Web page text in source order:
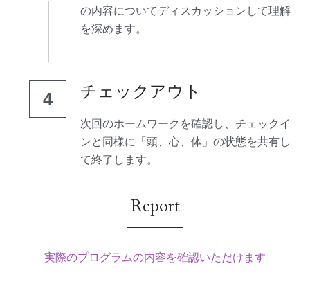
の内容についてディスカッションして理解
を深めます。
4 チェックアウト
次回のホームワークを確認し、チェックイ
ンと同様に「頭、心、体」の状態を共有し
て終了します。
Report
実際のプログラムの内容を確認いただけます